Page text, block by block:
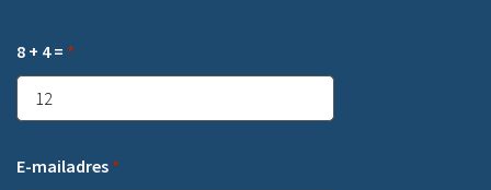
8 + 4 = *
E-mailadres *